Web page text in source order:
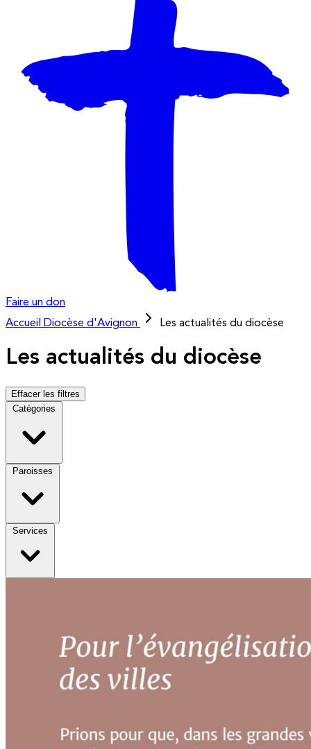
Faire un don
Accueil
Diocèse d'Avignon Les actualités du diocèse
Les actualités du diocèse
Effacer les filtres
Catégories
Paroisses
Services